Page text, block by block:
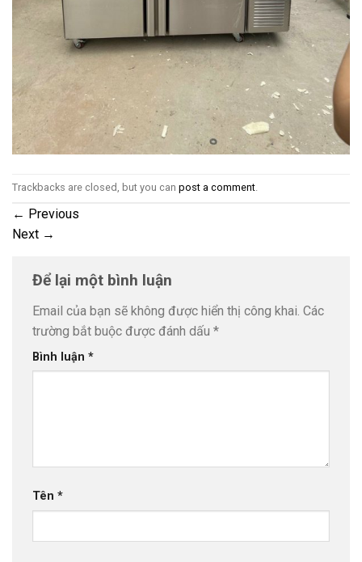
Trackbacks are closed, but you can post a comment.
← Previous
Next →
Để lại một bình luận
Email của bạn sẽ không được hiển thị công khai. Các
trường bắt buộc được đánh dấu *
Bình luận *
Tên *